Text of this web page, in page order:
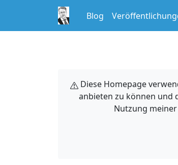
Blog
Diese Homepage
anbieten zu können und
Nutzung